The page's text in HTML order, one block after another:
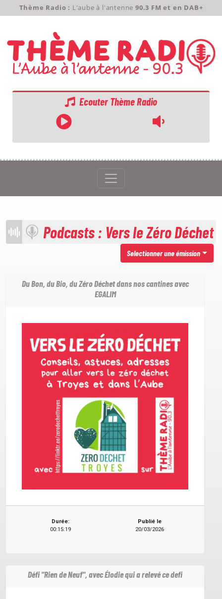
Thème Radio : L'aube à l'antenne 90.3 FM et en DAB+
Ecouter Thème Radio
Podcasts : Vers le Zéro Déchet
Selectionner une émission
Du Bon, du Bio, du Zéro Déchet dans nos cantines avec
EGALIM
Durée:
00:15:19
Publié le
20/03/2026
Défi "Rien de Neuf", avec Élodie qui a relevé ce defi